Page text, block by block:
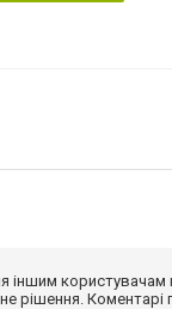
іншим
Коментарі